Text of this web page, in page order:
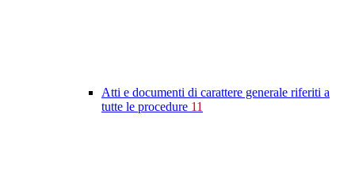
Atti e documenti di carattere generale riferiti a
tutte le procedure 11